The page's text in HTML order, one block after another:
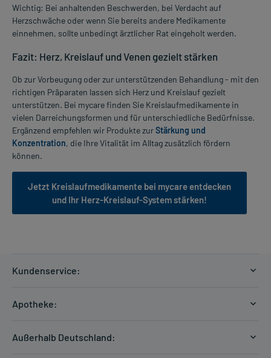
Wichtig: Bei anhaltenden Beschwerden, bei Verdacht auf
Herzschwäche oder wenn Sie bereits andere Medikamente
einnehmen, sollte unbedingt ärztlicher Rat eingeholt werden.
Fazit: Herz, Kreislauf und Venen gezielt stärken
Ob zur Vorbeugung oder zur unterstützenden Behandlung - mit den
richtigen Präparaten lassen sich Herz und Kreislauf gezielt
unterstützen. Bei mycare finden Sie Kreislaufmedikamente in
vielen Darreichungsformen und für unterschiedliche Bedürfnisse.
Ergänzend empfehlen wir Produkte zurStärkung und
Konzentration, die Ihre Vitalität im Alltag zusätzlich fördern
können.
Jetzt Kreislaufmedikamente bei mycare entdecken
und Ihr Herz-Kreislauf-System stärken!
Kundenservice:
Zahlungsarten
Apotheke:
Außerhalb Deutschland: